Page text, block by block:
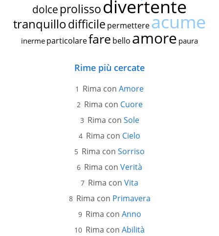
dolce prolissodivertente
tranquillodifficile permettereacume
inerme particolarefare bello amore paura
Rime più cercate
Rima con Amore
Rima con Cuore
Rima con Sole
Rima con Cielo
Rima con Sorriso
Rima con Verità
Rima con Vita
Rima con Primavera
Rima con Anno
Rima con Abilità